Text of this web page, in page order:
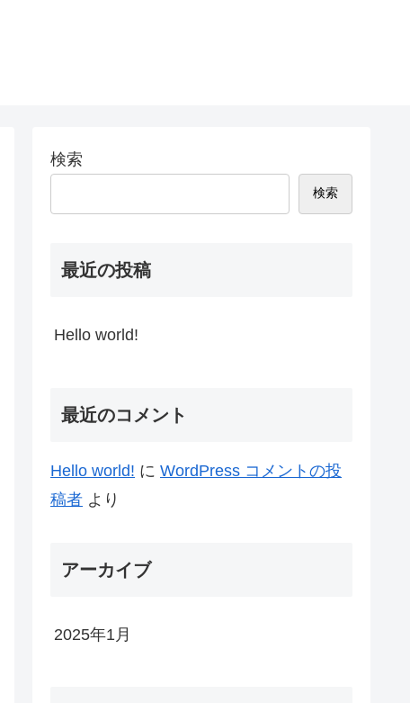
検索
検索
最近の投稿
Hello world!
最近のコメント
Hello world! に WordPress コメントの投
稿者 より
アーカイブ
2025年1月